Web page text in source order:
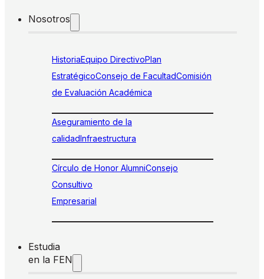
Nosotros
HistoriaEquipo DirectivoPlan
EstratégicoConsejo de FacultadComisión
de Evaluación Académica
Aseguramiento de la
calidadInfraestructura
Círculo de Honor AlumniConsejo
Consultivo
Empresarial
Estudia
en la FEN